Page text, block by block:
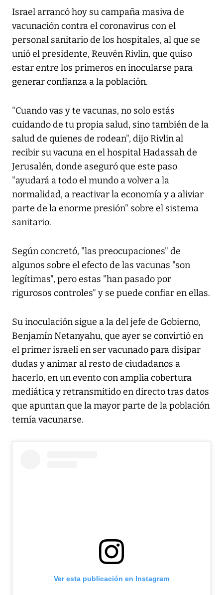
Israel arrancó hoy su campaña masiva de
vacunación contra el coronavirus con el
personal sanitario de los hospitales, al que se
unió el presidente, Reuvén Rivlin, que quiso
estar entre los primeros en inocularse para
generar confianza a la población.
"Cuando vas y te vacunas, no solo estás
cuidando de tu propia salud, sino también de la
salud de quienes de rodean", dijo Rivlin al
recibir su vacuna en el hospital Hadassah de
Jerusalén, donde aseguró que este paso
"ayudará a todo el mundo a volver a la
normalidad, a reactivar la economía y a aliviar
parte de la enorme presión" sobre el sistema
sanitario.
Según concretó, "las preocupaciones" de
algunos sobre el efecto de las vacunas "son
legítimas", pero estas "han pasado por
rigurosos controles" y se puede confiar en ellas.
Su inoculación sigue a la del jefe de Gobierno,
Benjamín Netanyahu, que ayer se convirtió en
el primer israelí en ser vacunado para disipar
dudas y animar al resto de ciudadanos a
hacerlo, en un evento con amplia cobertura
mediática y retransmitido en directo tras datos
que apuntan que la mayor parte de la población
temía vacunarse.
Ver esta publicación en Instagram